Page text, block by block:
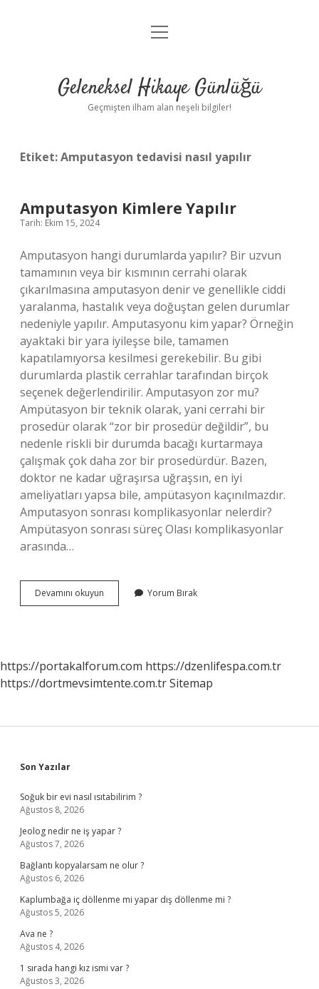
Anasayfa
Yasal Uyarı
menüyü
Geleneksel Hikaye Günlüğü
Geçmişten ilham alan neşeli bilgiler!
Etiket:Amputasyon tedavisi nasıl yapılır
Amputasyon Kimlere Yapılır
Tarih: Ekim 15, 2024
Amputasyon hangi durumlarda yapılır? Bir uzvun
tamamının veya bir kısmının cerrahi olarak
çıkarılmasına amputasyon denir ve genellikle ciddi
yaralanma, hastalık veya doğuştan gelen durumlar
nedeniyle yapılır. Amputasyonu kim yapar? Örneğin
ayaktaki bir yara iyileşse bile, tamamen
kapatılamıyorsa kesilmesi gerekebilir. Bu gibi
durumlarda plastik cerrahlar tarafından birçok
seçenek değerlendirilir. Amputasyon zor mu?
Ampütasyon bir teknik olarak, yani cerrahi bir
prosedür olarak “zor bir prosedür değildir”, bu
nedenle riskli bir durumda bacağı kurtarmaya
çalışmak çok daha zor bir prosedürdür. Bazen,
doktor ne kadar uğraşırsa uğraşsın, en iyi
ameliyatları yapsa bile, ampütasyon kaçınılmazdır.
Amputasyon sonrası komplikasyonlar nelerdir?
Ampütasyon sonrası süreç Olası komplikasyonlar
arasında…
Devamını okuyun Amputasyon
Kimlere
Yorum Bırak
https://portakalforum.com https://dzenlifespa.com.tr
https://dortmevsimtente.com.trSitemap
Sidebar
Son Yazılar
Soğuk bir evi nasıl ısıtabilirim ?
Ağustos 8, 2026
Jeolog nedir ne iş yapar ?
Ağustos 7, 2026
Bağlantı kopyalarsam ne olur ?
Ağustos 6, 2026
Kaplumbağa iç döllenme mi yapar dış döllenme mi ?
Ağustos 5, 2026
Ava ne ?
Ağustos 4, 2026
1 sırada hangi kız ismi var ?
Ağustos 3, 2026